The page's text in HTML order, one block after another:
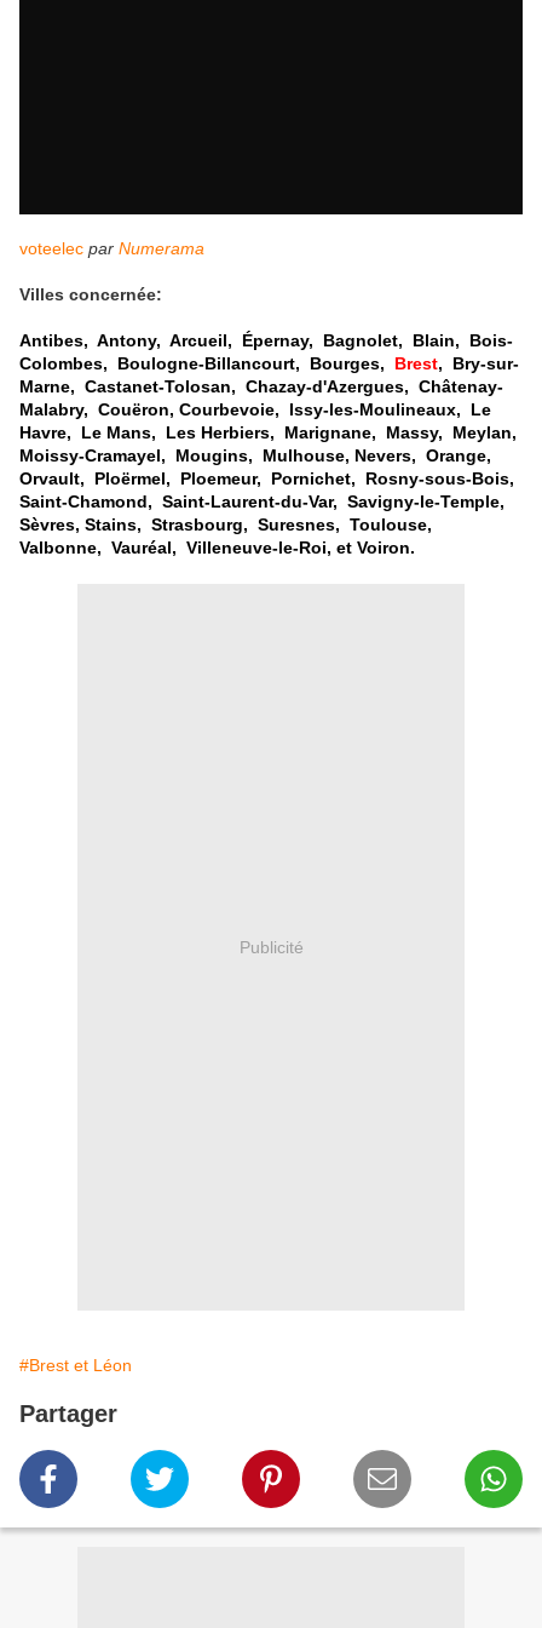
voteelec par Numerama
Villes concernée:
Antibes, Antony, Arcueil, Épernay, Bagnolet, Blain, Bois-
Colombes, Boulogne-Billancourt, Bourges, Brest, Bry-sur-
Marne, Castanet-Tolosan, Chazay-d'Azergues, Châtenay-
Malabry, Couëron, Courbevoie, Issy-les-Moulineaux, Le
Havre, Le Mans, Les Herbiers, Marignane, Massy, Meylan,
Moissy-Cramayel, Mougins, Mulhouse, Nevers, Orange,
Orvault, Ploërmel, Ploemeur, Pornichet, Rosny-sous-Bois,
Saint-Chamond, Saint-Laurent-du-Var, Savigny-le-Temple,
Sèvres, Stains, Strasbourg, Suresnes, Toulouse,
Valbonne, Vauréal, Villeneuve-le-Roi, et Voiron.
Publicité
#Brest et Léon
Partager